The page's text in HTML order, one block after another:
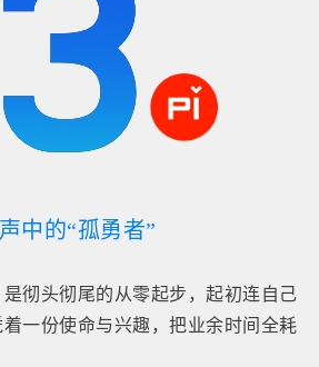
中的“孤勇者”
彻头彻尾的从零起步，起初连自己
一份使命与兴趣，把业余时间全耗